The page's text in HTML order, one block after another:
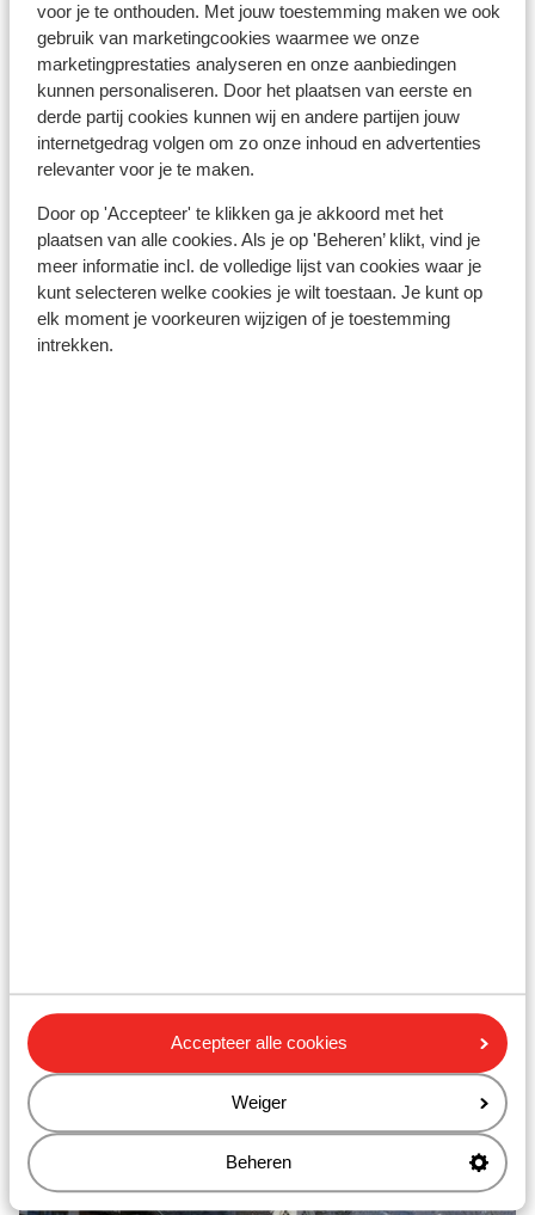
voor je te onthouden. Met jouw toestemming maken we ook
gebruik van marketingcookies waarmee we onze
marketingprestaties analyseren en onze aanbiedingen
kunnen personaliseren. Door het plaatsen van eerste en
derde partij cookies kunnen wij en andere partijen jouw
internetgedrag volgen om zo onze inhoud en advertenties
relevanter voor je te maken.
Door op 'Accepteer' te klikken ga je akkoord met het
plaatsen van alle cookies. Als je op 'Beheren’ klikt, vind je
meer informatie incl. de volledige lijst van cookies waar je
kunt selecteren welke cookies je wilt toestaan. Je kunt op
elk moment je voorkeuren wijzigen of je toestemming
intrekken.
Accepteer alle cookies
Weiger
Beheren
Hippach